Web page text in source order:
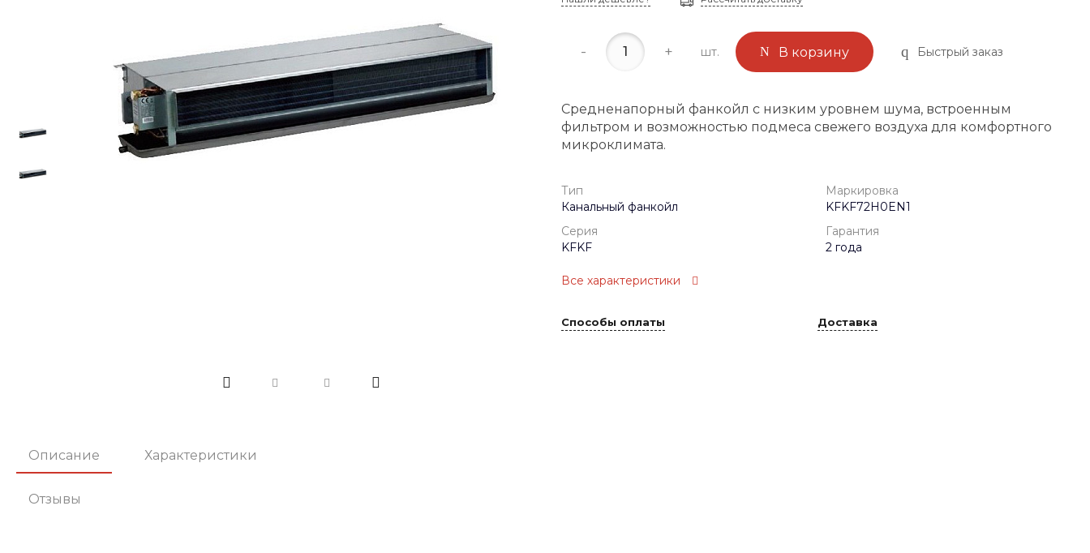
- + шт. В корзину Быстрый заказ
Средненапорный фанкойл с низким уровнем шума, встроенным
фильтром и возможностью подмеса свежего воздуха для комфортного
микроклимата.
Тип
Канальный фанкойл
Маркировка
KFKF72H0EN1
Серия
KFKF
Гарантия
2 года
Все характеристики
Способы оплаты Доставка
Описание Характеристики
Отзывы